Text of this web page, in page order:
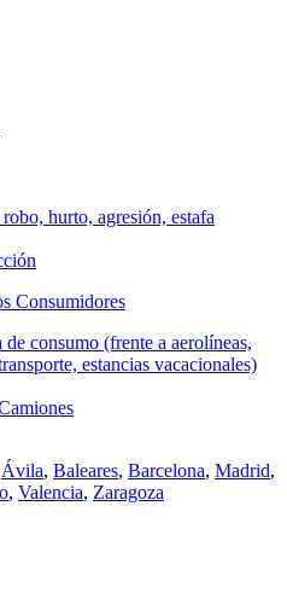
hurto, agresión, estafa
Consumidores
consumo (frente a aerolíneas,
estancias vacacionales)
Ávila, Baleares, Barcelona, Madrid,
, Valencia, Zaragoza